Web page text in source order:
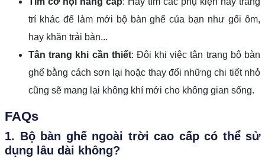
trí khác để làm mới bộ bàn ghế của bạn như gối ôm,
hay khăn trải bàn...
Tân trang khi cần thiết: Đôi khi việc tân trang bộ bàn
ghế bằng cách sơn lại hoặc thay đổi những chi tiết nhỏ
cũng sẽ mang lại không khí mới cho không gian sống.
FAQs
1. Bộ bàn ghế ngoài trời cao cấp có thể sử
dụng lâu dài không?